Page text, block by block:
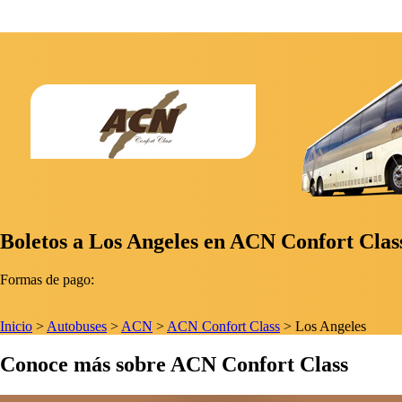
Boletos a Los Angeles en ACN Confort
Formas de pago:
Inicio > Autobuses > ACN > ACN Confort Class > Los Angeles
Conoce más sobre ACN Confort Class